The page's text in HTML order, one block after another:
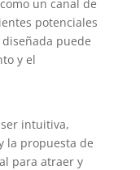
un canal de
potenciales
puede
y el
intuitiva,
la propuesta de
para atraer y